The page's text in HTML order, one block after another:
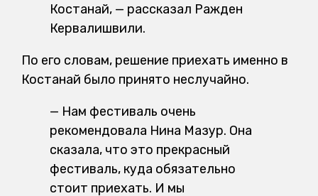
Костанай, — рассказал Ражден
Кервалишвили.
По его словам, решение приехать именно в
Костанай было принято неслучайно.
— Нам фестиваль очень
рекомендовала Нина Мазур. Она
сказала, что это прекрасный
фестиваль, куда обязательно
стоит приехать. И мы